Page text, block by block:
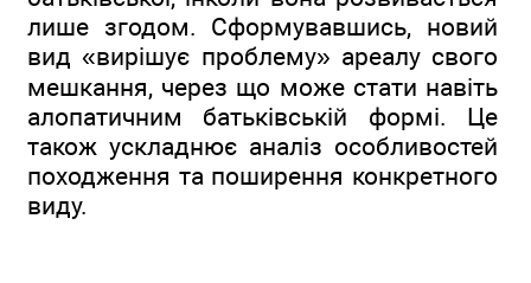
лише згодом. Сформувавшись, новий
вид «вирішує проблему» ареалу свого
мешкання, через що може стати навіть
алопатичним батьківській формі. Це
також ускладнює аналіз особливостей
походження та поширення конкретного
виду.